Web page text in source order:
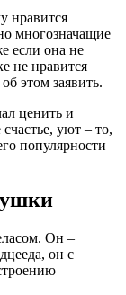
нравится
многозначащие
если она не
не нравится
этом заявить.
ценить и
уют – то,
популярности
Он –
он с